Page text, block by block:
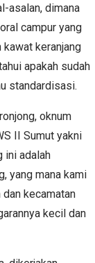
asalan, dimana
campur yang
keranjang
apakah sudah
standardisasi.
oknum
II Sumut yakni
ini adalah
yang mana kami
kecamatan
kecil dan